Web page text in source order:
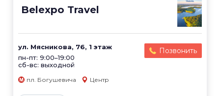
Belexpo Travel
ул. Мясникова, 76, 1 этаж
пн-пт: 9:00–19:00
сб-вс: выходной
Позвонить
пл. Богушевича Центр